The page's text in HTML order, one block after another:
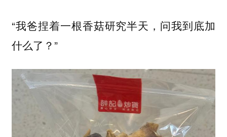
“我爸捏着一根香菇研究半天，问我到底加
什么了？”